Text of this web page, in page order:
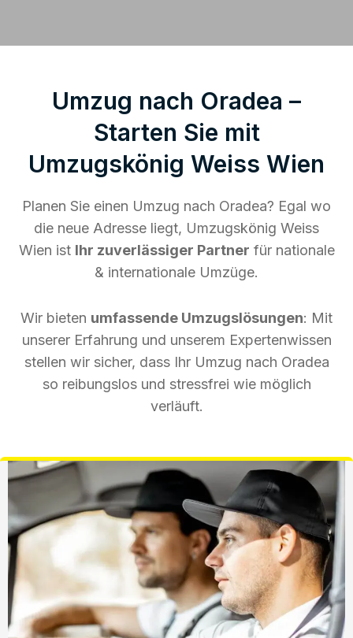
Umzug nach Oradea –
Starten Sie mit
Umzugskönig Weiss Wien
Planen Sie einen Umzug nach Oradea? Egal wo
die neue Adresse liegt, Umzugskönig Weiss
Wien ist Ihr zuverlässiger Partner für nationale
& internationale Umzüge.
Wir bieten umfassende Umzugslösungen: Mit
unserer Erfahrung und unserem Expertenwissen
stellen wir sicher, dass Ihr Umzug nach Oradea
so reibungslos und stressfrei wie möglich
verläuft.